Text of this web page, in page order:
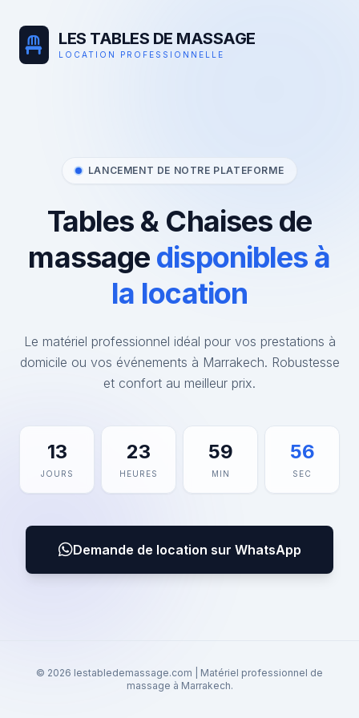
LES TABLES DE MASSAGE
LOCATION PROFESSIONNELLE
LANCEMENT DE NOTRE PLATEFORME
Tables & Chaises de
massage disponibles à
la location
Le matériel professionnel idéal pour vos prestations à
domicile ou vos événements à Marrakech. Robustesse
et confort au meilleur prix.
13
JOURS
23
HEURES
59
MIN
56
SEC
Demande de location sur WhatsApp
© 2026 lestabledemassage.com | Matériel professionnel de
massage à Marrakech.